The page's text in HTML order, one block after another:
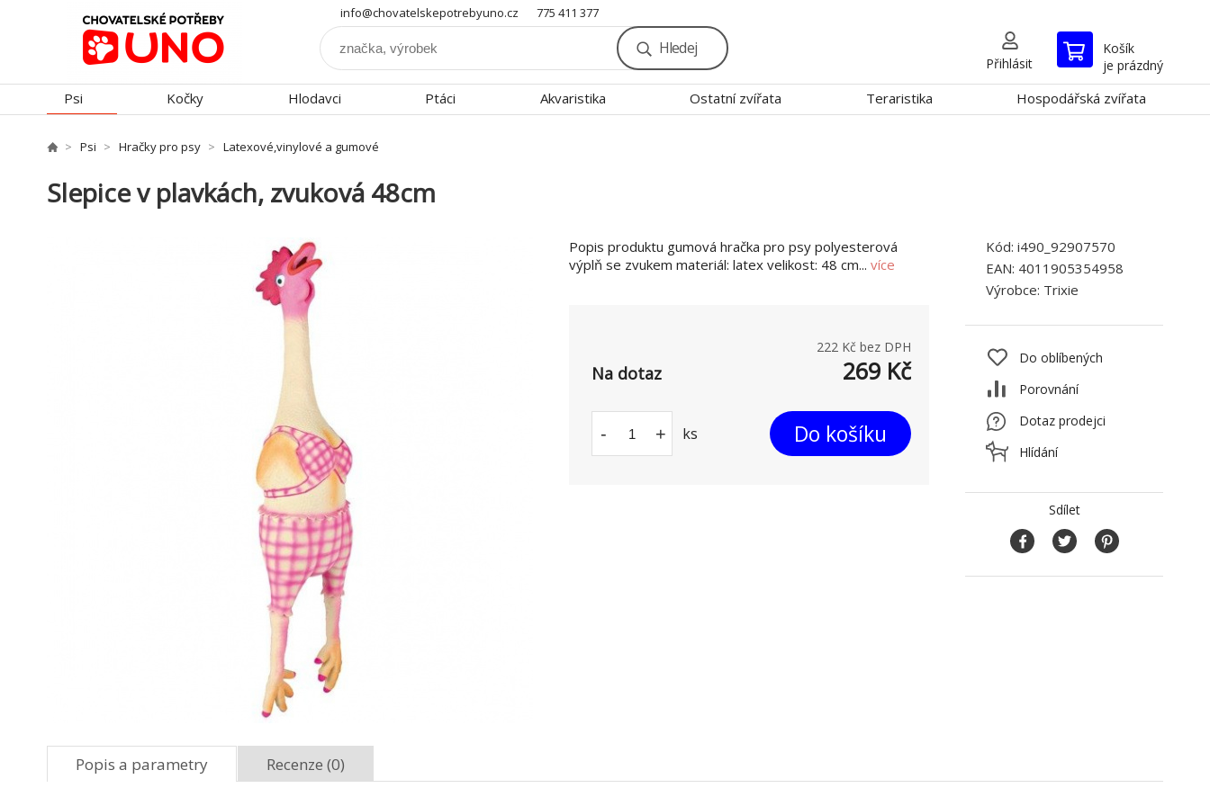
info@chovatelskepotrebyuno.cz 775 411 377
Hledej
Přihlásit
Košík
je prázdný
Psi Kočky Hlodavci Ptáci Akvaristika Ostatní zvířata Teraristika Hospodářská zvířata
Psi Hračky pro psy Latexové,vinylové a gumové
Slepice v plavkách, zvuková 48cm
Popis produktu gumová hračka pro psy polyesterová
výplň se zvukem materiál: latex velikost: 48 cm... více
222 Kč bez DPH
Na dotaz 269 Kč
- + ks Do košíku
Kód: i490_92907570
EAN: 4011905354958
Výrobce: Trixie
Do oblíbených
Porovnání
Dotaz prodejci
Hlídání
Sdílet
Popis a parametry Recenze (0)